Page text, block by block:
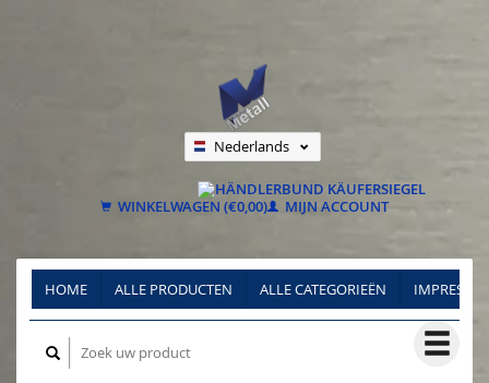
Nederlands
Français
WINKELWAGEN (€0,00) MIJN ACCOUNT
HOME ALLE PRODUCTEN ALLE CATEGORIEËN